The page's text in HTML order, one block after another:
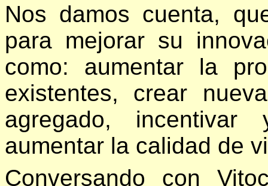
Nos damos cuenta,
para mejorar su
como: aumentar la
existentes, crear
agregado,
aumentar la calidad de
Conversando con